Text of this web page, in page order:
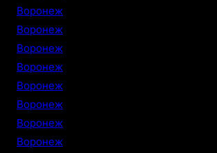
Воронеж
Воронеж
Воронеж
Воронеж
Воронеж
Воронеж
Воронеж
Воронеж